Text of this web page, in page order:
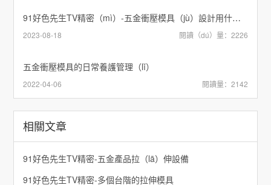
91好色先生TV精密（mì）-五金衝壓模具（jù）設計用什麽軟件好
2023-08-18 閱讀（dú）量：2226
五金衝壓模具的日常養護管理（lǐ）
2022-04-06 閱讀量：2142
相關文章
91好色先生TV精密-五金產品拉（lā）伸設備
91好色先生TV精密-多個台階的拉伸模具